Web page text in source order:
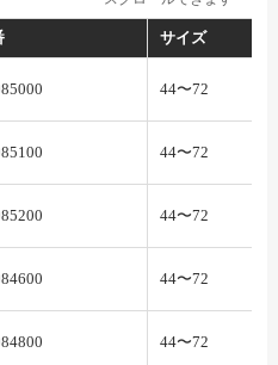
サイズ
44〜72
44〜72
44〜72
44〜72
44〜72